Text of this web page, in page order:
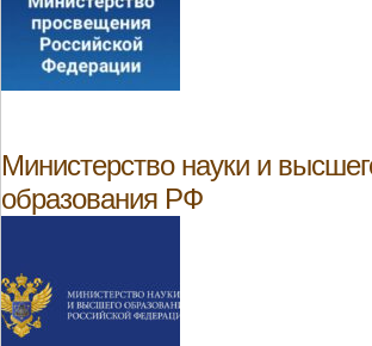
Министерство науки и
образования РФ